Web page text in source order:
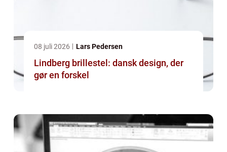
08 juli 2026 Lars Pedersen
Lindberg brillestel: dansk design, der
gør en forskel